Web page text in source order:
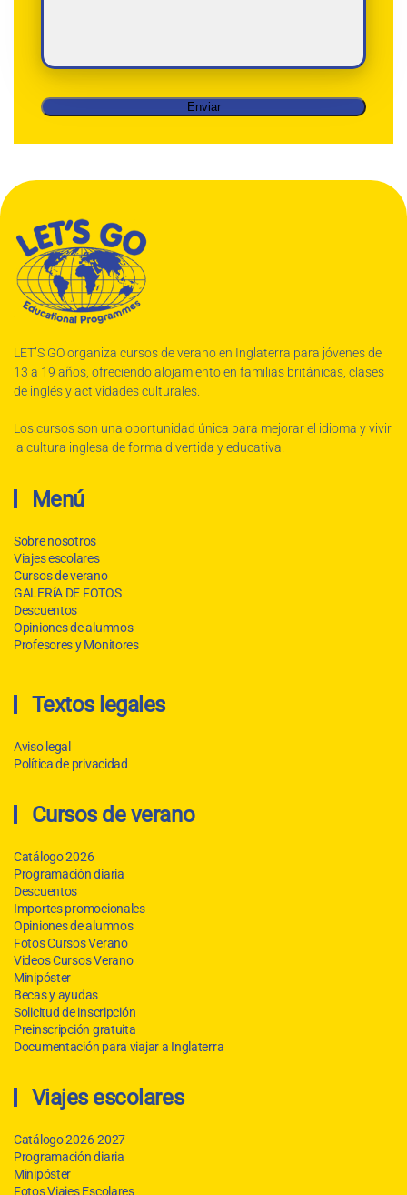
Enviar
LET’S GO organiza cursos de verano en Inglaterra para jóvenes de
13 a 19 años, ofreciendo alojamiento en familias británicas, clases
de inglés y actividades culturales.
Los cursos son una oportunidad única para mejorar el idioma y vivir
la cultura inglesa de forma divertida y educativa.
Menú
Sobre nosotros
Viajes escolares
Cursos de verano
GALERíA DE FOTOS
Descuentos
Opiniones de alumnos
Profesores y Monitores
Textos legales
Aviso legal
Política de privacidad
Cursos de verano
Catálogo 2026
Programación diaria
Descuentos
Importes promocionales
Opiniones de alumnos
Fotos Cursos Verano
Videos Cursos Verano
Minipóster
Becas y ayudas
Solicitud de inscripción
Preinscripción gratuita
Documentación para viajar a Inglaterra
Viajes escolares
Catálogo 2026-2027
Programación diaria
Minipóster
Fotos Viajes Escolares